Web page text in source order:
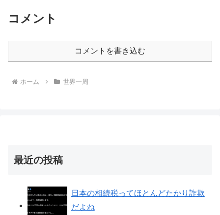
コメント
コメントを書き込む
ホーム 世界一周
最近の投稿
日本の相続税ってほとんどたかり詐欺
だよね